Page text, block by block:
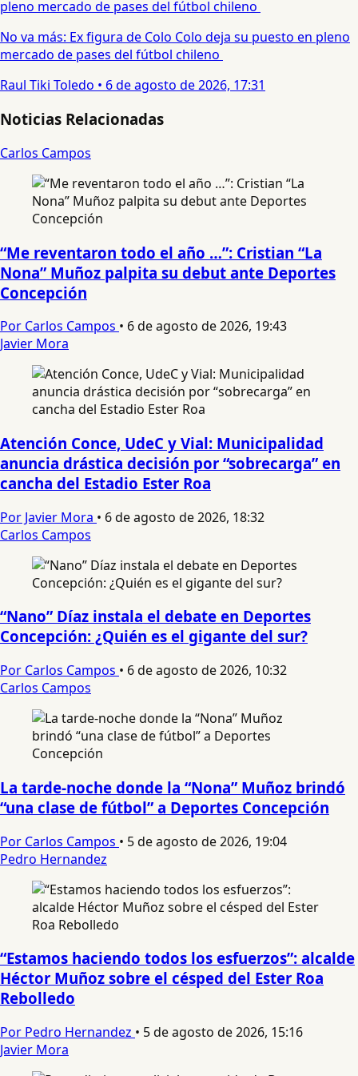
No va más: Ex figura de Colo Colo deja su puesto en pleno
mercado de pases del fútbol chileno
Raul Tiki Toledo • 6 de agosto de 2026, 17:31
Noticias Relacionadas
Carlos Campos
“Me reventaron todo el año …”: Cristian “La
Nona” Muñoz palpita su debut ante Deportes
Concepción
Por Carlos Campos • 6 de agosto de 2026, 19:43
Javier Mora
Atención Conce, UdeC y Vial: Municipalidad
anuncia drástica decisión por “sobrecarga” en
cancha del Estadio Ester Roa
Por Javier Mora • 6 de agosto de 2026, 18:32
Carlos Campos
“Nano” Díaz instala el debate en Deportes
Concepción: ¿Quién es el gigante del sur?
Por Carlos Campos • 6 de agosto de 2026, 10:32
Carlos Campos
La tarde-noche donde la “Nona” Muñoz brindó
“una clase de fútbol” a Deportes Concepción
Por Carlos Campos • 5 de agosto de 2026, 19:04
Pedro Hernandez
“Estamos haciendo todos los esfuerzos”: alcalde
Héctor Muñoz sobre el césped del Ester Roa
Rebolledo
Por Pedro Hernandez • 5 de agosto de 2026, 15:16
Javier Mora